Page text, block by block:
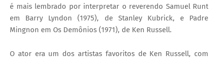
é mais lembrado por interpretar o reverendo Samuel Runt
em Barry Lyndon (1975), de Stanley Kubrick, e Padre
Mingnon em Os Demônios (1971), de Ken Russell.
O ator era um dos artistas favoritos de Ken Russell, com